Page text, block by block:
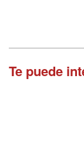
Te puede